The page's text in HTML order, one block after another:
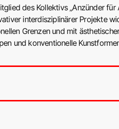
des Kollektivs „Anzünder für
interdisziplinärer Projekte
Grenzen und mit
und konventionelle